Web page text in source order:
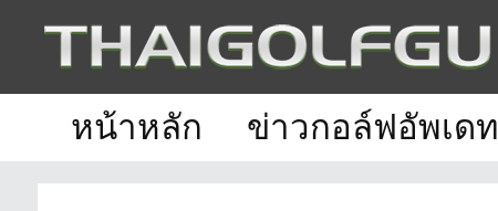
หน้าหลัก ข่าวกอล์ฟอัพเดท